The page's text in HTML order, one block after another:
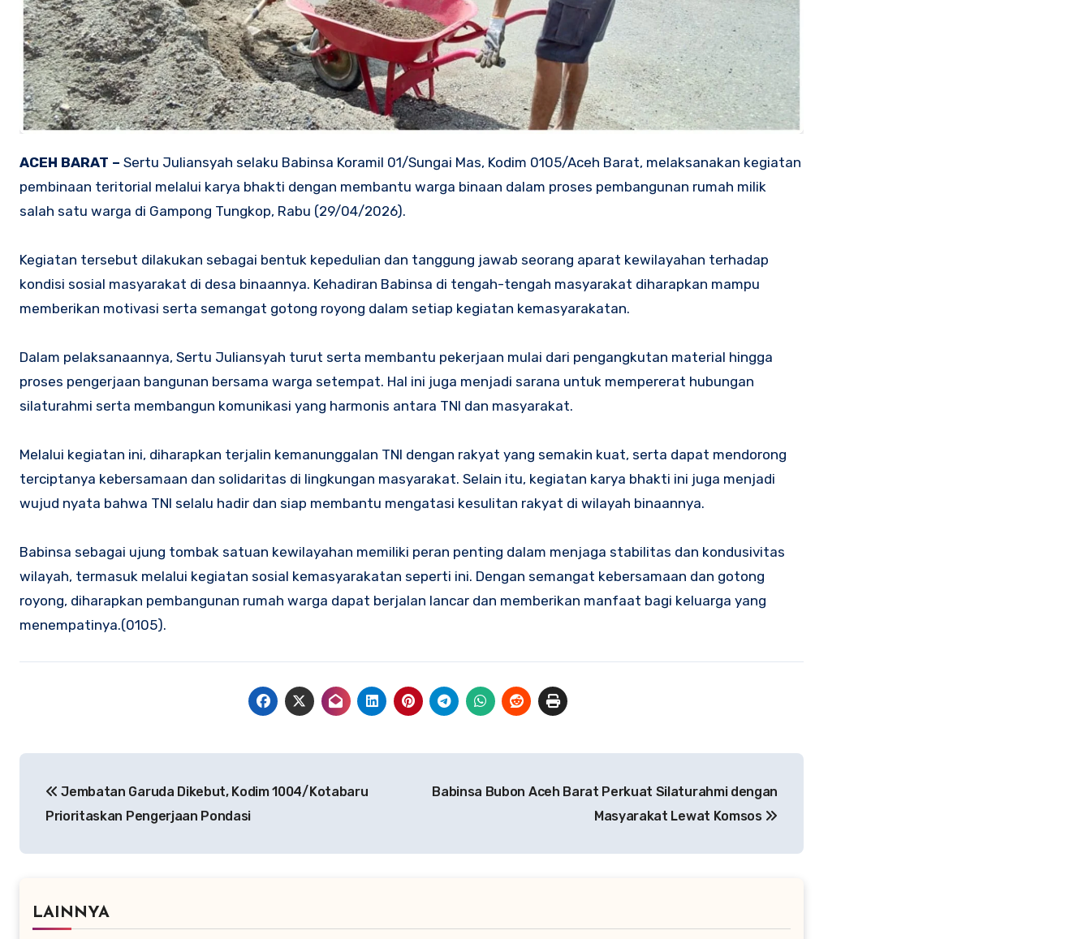
ACEH BARAT – Sertu Juliansyah selaku Babinsa Koramil 01/Sungai Mas, Kodim 0105/Aceh Barat, melaksanakan kegiatan
pembinaan teritorial melalui karya bhakti dengan membantu warga binaan dalam proses pembangunan rumah milik
salah satu warga di Gampong Tungkop, Rabu (29/04/2026).
Kegiatan tersebut dilakukan sebagai bentuk kepedulian dan tanggung jawab seorang aparat kewilayahan terhadap
kondisi sosial masyarakat di desa binaannya. Kehadiran Babinsa di tengah-tengah masyarakat diharapkan mampu
memberikan motivasi serta semangat gotong royong dalam setiap kegiatan kemasyarakatan.
Dalam pelaksanaannya, Sertu Juliansyah turut serta membantu pekerjaan mulai dari pengangkutan material hingga
proses pengerjaan bangunan bersama warga setempat. Hal ini juga menjadi sarana untuk mempererat hubungan
silaturahmi serta membangun komunikasi yang harmonis antara TNI dan masyarakat.
Melalui kegiatan ini, diharapkan terjalin kemanunggalan TNI dengan rakyat yang semakin kuat, serta dapat mendorong
terciptanya kebersamaan dan solidaritas di lingkungan masyarakat. Selain itu, kegiatan karya bhakti ini juga menjadi
wujud nyata bahwa TNI selalu hadir dan siap membantu mengatasi kesulitan rakyat di wilayah binaannya.
Babinsa sebagai ujung tombak satuan kewilayahan memiliki peran penting dalam menjaga stabilitas dan kondusivitas
wilayah, termasuk melalui kegiatan sosial kemasyarakatan seperti ini. Dengan semangat kebersamaan dan gotong
royong, diharapkan pembangunan rumah warga dapat berjalan lancar dan memberikan manfaat bagi keluarga yang
menempatinya.(0105).
pos Jembatan Garuda Dikebut, Kodim 1004/Kotabaru
Prioritaskan Pengerjaan Pondasi
Babinsa Bubon Aceh Barat Perkuat Silaturahmi dengan
Masyarakat Lewat Komsos
LAINNYA